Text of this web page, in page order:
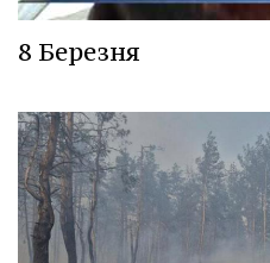
8 Березня